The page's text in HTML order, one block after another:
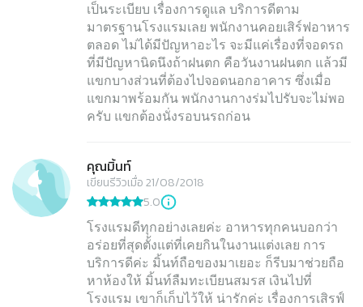
เป็นระเบียบ เรื่องการดูแล บริการดีตาม
มาตรฐานโรงแรมเลย พนักงานคอยเสิร์ฟอาหาร
ตลอด ไม่ได้มีปัญหาอะไร จะมีแค่เรื่องที่จอดรถ
ที่มีปัญหานิดนึงถ้าฝนตก คือวันงานฝนตก แล้วมี
แขกบางส่วนที่ต้องไปจอดนอกอาคาร ซึ่งเมื่อ
แขกมาพร้อมกัน พนักงานกางร่มไปรับจะไม่พอ
ครับ แขกต้องนั่งรอบนรถก่อน
คุณมิ้นท์
เขียนรีวิวเมื่อ 21/08/2018
5.0
โรงแรมดีทุกอย่างเลยค่ะ อาหารทุกคนบอกว่า
อร่อยที่สุดตั้งแต่ที่เคยกินในงานแต่งเลย การ
บริการดีค่ะ มิ้นท์ถือของมาเยอะ ก็รีบมาช่วยถือ
หาห้องให้ มิ้นท์ลืมทะเบียนสมรส เงินไปที่
โรงแรม เขาก็เก็บไว้ให้ น่ารักค่ะ เรื่องการเสิรฟ์